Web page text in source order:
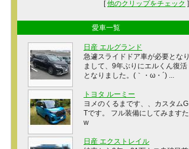
[他のクリップをチェック ]
愛車一覧
日産 エルグランド
急遽スライドドア車が必要となり
まして、9年ぶりにエルくん復活
となりました。(｀・ω・´) ...
トヨタ ルーミー
ヨメのくるまです、、カスタムG
Tです。 フル装備にしてみますた
w
日産 エクストレイル